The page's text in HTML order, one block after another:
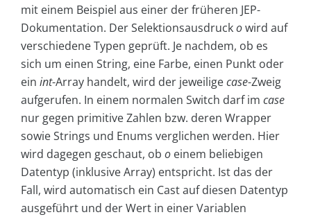
mit einem Beispiel aus einer der früheren JEP-
Dokumentation. Der Selektionsausdruckowird auf
verschiedene Typen geprüft. Je nachdem, ob es
sich um einen String, eine Farbe, einen Punkt oder
ein int-Array handelt, wird der jeweiligecase-Zweig
aufgerufen. In einem normalen Switch darf im case
nur gegen primitive Zahlen bzw. deren Wrapper
sowie Strings und Enums verglichen werden. Hier
wird dagegen geschaut, ob o einem beliebigen
Datentyp (inklusive Array) entspricht. Ist das der
Fall, wird automatisch ein Cast auf diesen Datentyp
ausgeführt und der Wert in einer Variablen